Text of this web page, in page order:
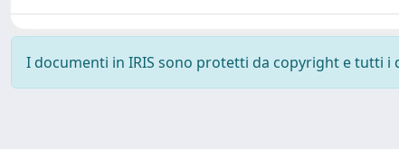
I documenti in IRIS sono protetti da copyright e tutti